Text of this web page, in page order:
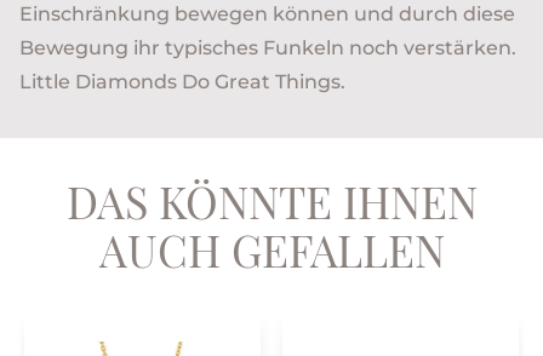
Einschränkung bewegen können und durch diese
Bewegung ihr typisches Funkeln noch verstärken.
Little Diamonds Do Great Things.
DAS KÖNNTE IHNEN
AUCH GEFALLEN